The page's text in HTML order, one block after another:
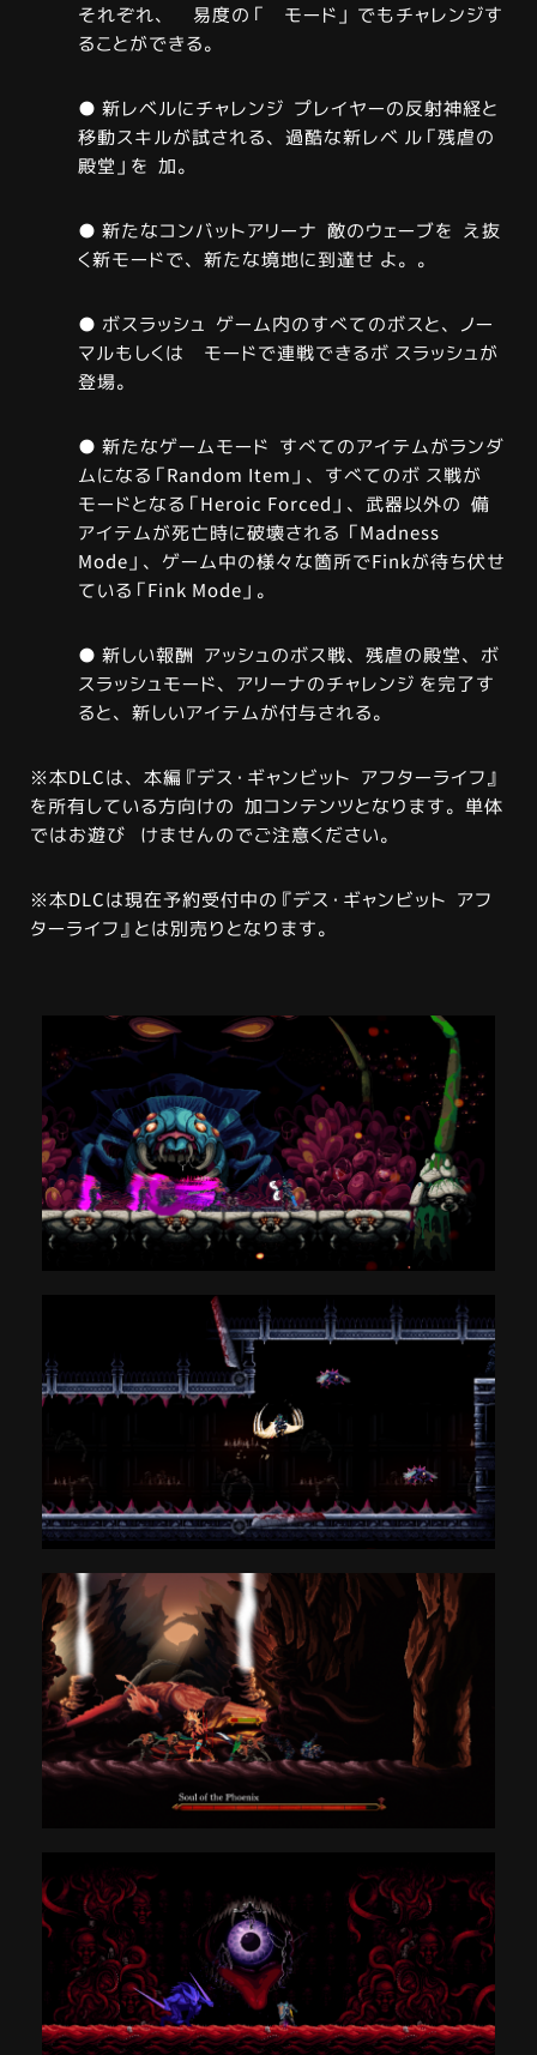
それぞれ、 易度の「 モード」 でもチャレンジす
ることができる。
● 新レベルにチャレンジ プレイヤーの反射神経と
移動スキルが試される、過酷な新レベ ル「残虐の
殿堂」を 加。
● 新たなコンバットアリーナ 敵のウェーブを え抜
く新モードで、新たな境地に到達せ よ。。
● ボスラッシュ ゲーム内のすべてのボスと、ノー
マルもしくは モードで連戦できるボ スラッシュが
登場。
● 新たなゲームモード すべてのアイテムがランダ
ムになる「Random Item」、すべてのボ ス戦が
モードとなる「Heroic Forced」、武器以外の 備
アイテムが死亡時に破壊される 「Madness
Mode」、ゲーム中の様々な箇所でFinkが待ち伏せ
ている「Fink Mode」。
● 新しい報酬 アッシュのボス戦、残虐の殿堂、ボ
スラッシュモード、アリーナのチャレンジ を完了す
ると、新しいアイテムが付与される。
※本DLCは、本編『デス・ギャンビット アフターライフ』
を所有している方向けの 加コンテンツとなります。単体
ではお遊び けませんのでご注意ください。
※本DLCは現在予約受付中の『デス・ギャンビット アフ
ターライフ』とは別売りとなります。